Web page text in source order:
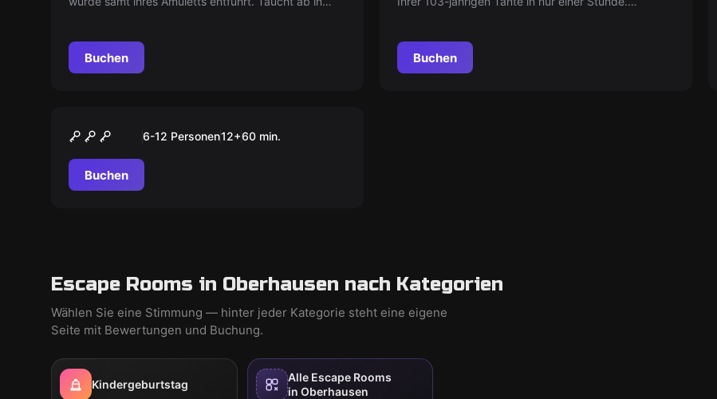
Buchen Buchen
DER LETZTE AKT DES
MAGIERS
6-12 Personen12+60 min.
Buchen
Escape Rooms in Oberhausen nach Kategorien
Wählen Sie eine Stimmung — hinter jeder Kategorie steht eine eigene
Seite mit Bewertungen und Buchung.
Kindergeburtstag
Alle Escape Rooms
in Oberhausen